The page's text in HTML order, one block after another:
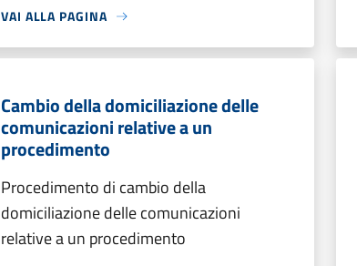
VAI ALLA PAGINA
Cambio della domiciliazione delle
comunicazioni relative a un
procedimento
Procedimento di cambio della
domiciliazione delle comunicazioni
relative a un procedimento